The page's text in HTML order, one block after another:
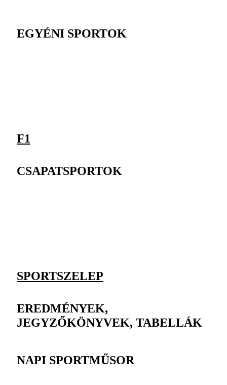
EGYÉNI SPORTOK
F1
CSAPATSPORTOK
SPORTSZELEP
EREDMÉNYEK,
JEGYZŐKÖNYVEK, TABELLÁK
NAPI SPORTMŰSOR